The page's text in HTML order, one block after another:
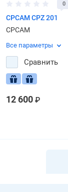
0
CPCAM CPZ 201
CPCAM
Все параметры
Сравнить
12 600 ₽